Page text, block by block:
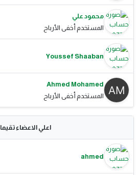
محمود علي
المستخدم أخفى الأرباح
Youssef Shaaban
Ahmed Mohamed
المستخدم أخفى الأرباح
اعلي الاعضاء تقيما
ahmed